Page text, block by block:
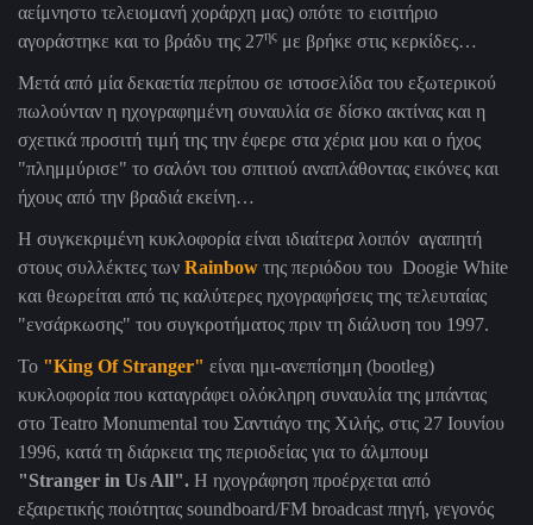
αείμνηστο τελειομανή χοράρχη μας) οπότε το εισιτήριο
αγοράστηκε και το βράδυ της 27ης με βρήκε στις κερκίδες…
Μετά από μία δεκαετία περίπου σε ιστοσελίδα του εξωτερικού
πωλούνταν η ηχογραφημένη συναυλία σε δίσκο ακτίνας και η
σχετικά προσιτή τιμή της την έφερε στα χέρια μου και ο ήχος
"πλημμύρισε" το σαλόνι του σπιτιού αναπλάθοντας εικόνες και
ήχους από την βραδιά εκείνη…
Η συγκεκριμένη κυκλοφορία είναι ιδιαίτερα λοιπόν αγαπητή
στους συλλέκτες των Rainbow της περιόδου του Doogie White
και θεωρείται από τις καλύτερες ηχογραφήσεις της τελευταίας
"ενσάρκωσης" του συγκροτήματος πριν τη διάλυση του 1997.
Το "King Of Stranger" είναι ημι-ανεπίσημη (bootleg)
κυκλοφορία που καταγράφει ολόκληρη συναυλία της μπάντας
στο Teatro Monumental του Σαντιάγο της Χιλής, στις 27 Ιουνίου
1996, κατά τη διάρκεια της περιοδείας για το άλμπουμ
"Stranger in Us All". Η ηχογράφηση προέρχεται από
εξαιρετικής ποιότητας soundboard/FM broadcast πηγή, γεγονός